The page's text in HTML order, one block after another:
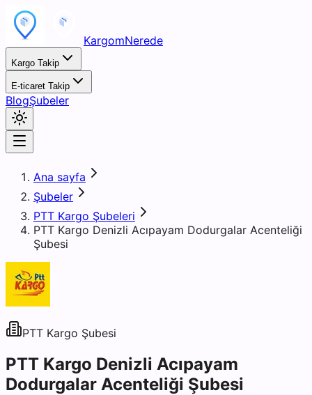
KargomNerede
Kargo Takip
E-ticaret Takip
BlogŞubeler
Ana sayfa
Şubeler
PTT Kargo Şubeleri
PTT Kargo Denizli Acıpayam Dodurgalar Acenteliği
Şubesi
PTT Kargo Şubesi
PTT Kargo Denizli Acıpayam
Dodurgalar Acenteliği Şubesi